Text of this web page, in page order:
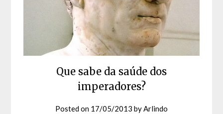
Que sabe da saúde dos
imperadores?
Posted on 17/05/2013 byArlindo